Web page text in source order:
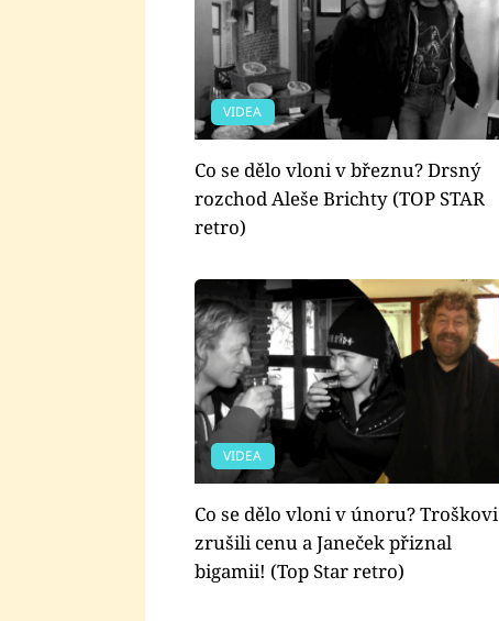
VIDEA
Co se dělo vloni v březnu? Drsný
rozchod Aleše Brichty (TOP STAR
retro)
VIDEA
Co se dělo vloni v únoru? Troškovi
zrušili cenu a Janeček přiznal
bigamii! (Top Star retro)